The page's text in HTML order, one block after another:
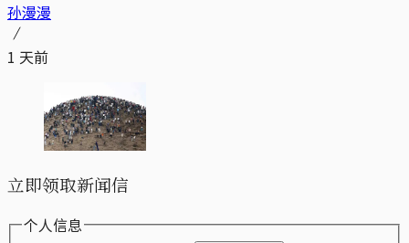
孙漫漫
1 天前
立即领取新闻信
个人信息